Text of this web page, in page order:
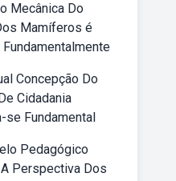
Mecânica Do
Mamíferos é
Concepção Do
Cidadania
se Fundamental
Pedagógico
Perspectiva Dos